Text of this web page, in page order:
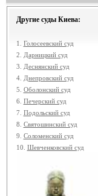
Другие суды Киева:
1. Голосеевский суд
2.
Дарницкий суд
3.
Деснянский суд
4. Днепровский суд
5. Оболонский суд
6. Печерский суд
7. Подольский суд
8. Святошинский суд
9. Соломенский суд
10. Шевченковский суд